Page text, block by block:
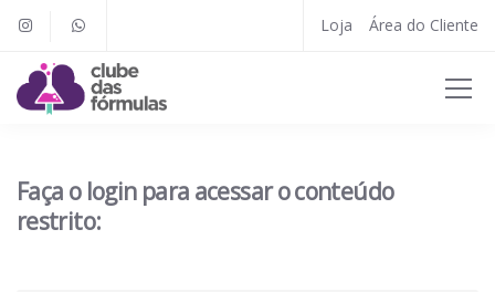
Loja Área do Cliente
Faça o login para acessar o conteúdo
restrito: